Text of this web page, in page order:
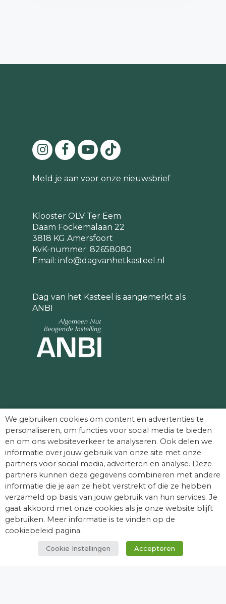
Meld je aan voor onze nieuwsbrief
Klooster OLV Ter Eem
Daam Fockemalaan 22
3818 KG Amersfoort
KvK-nummer: 82658080
Email: info@dagvanhetkasteel.nl
Dag van het Kasteel is aangemerkt als
ANBI
mogelijk maken:
We gebruiken cookies om content en advertenties te
personaliseren, om functies voor social media te bieden
en om ons websiteverkeer te analyseren. Ook delen we
informatie over jouw gebruik van onze site met onze
partners voor social media, adverteren en analyse. Deze
partners kunnen deze gegevens combineren met andere
informatie die je aan ze hebt verstrekt of die ze hebben
verzameld op basis van jouw gebruik van hun services. Je
gaat akkoord met onze cookies als je onze website blijft
gebruiken. Meer informatie is te vinden op de
cookiebeleid pagina.
Cookie Instellingen Accepteren